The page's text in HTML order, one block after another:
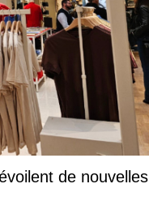
de nouvelles